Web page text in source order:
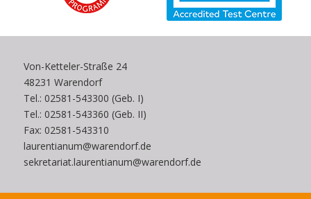
Von-Ketteler-Straße 24
48231 Warendorf
Tel.: 02581-543300 (Geb. I)
Tel.: 02581-543360 (Geb. II)
Fax: 02581-543310
laurentianum@warendorf.de
sekretariat.laurentianum@warendorf.de